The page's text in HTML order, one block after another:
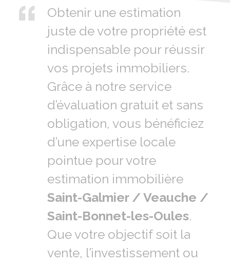
Obtenir une estimation
juste de votre propriété est
indispensable pour réussir
vos projets immobiliers.
Grâce à notre service
d’évaluation gratuit et sans
obligation, vous bénéficiez
d’une expertise locale
pointue pour votre
estimation immobilière
Saint-Galmier / Veauche /
Saint-Bonnet-les-Oules.
Que votre objectif soit la
vente, l’investissement ou